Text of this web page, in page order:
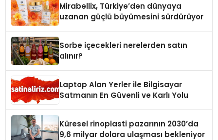
Mirabellix, Türkiye’den dünyaya
uzanan güçlü büyümesini sürdürüyor
Sorbe içecekleri nerelerden satın
alınır?
Laptop Alan Yerler ile Bilgisayar
Satmanın En Güvenli ve Karlı Yolu
Küresel rinoplasti pazarının 2030’da
9,6 milyar dolara ulaşması bekleniyor